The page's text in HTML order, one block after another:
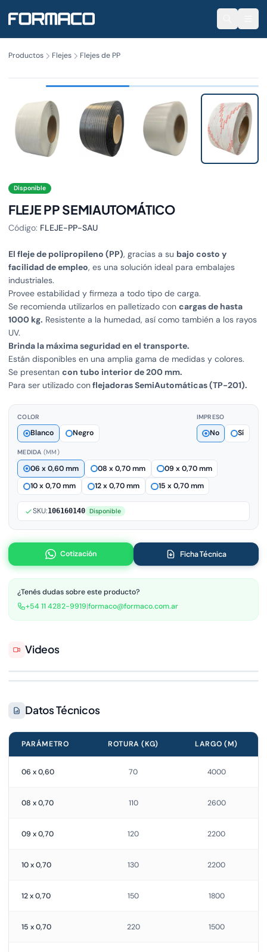
Productos Flejes Flejes de PP
106160140
Disponible
FLEJE PP SEMIAUTOMÁTICO
Código: FLEJE-PP-SAU
El fleje de polipropileno (PP), gracias a su bajo costo y
facilidad de empleo, es una solución ideal para embalajes
industriales.
Provee estabilidad y firmeza a todo tipo de carga.
Se recomienda utilizarlos en palletizado con cargas de hasta
1000 kg. Resistente a la humedad, así como también a los rayos
UV.
Brinda la máxima seguridad en el transporte.
Están disponibles en una amplia gama de medidas y colores.
Se presentan con tubo interior de 200 mm.
Para ser utilizado conflejadoras SemiAutomáticas (TP-201).
COLOR
Blanco Negro
IMPRESO
No Sí
MEDIDA (MM)
06 x 0,60 mm 08 x 0,70 mm
09 x 0,70 mm
10 x 0,70 mm
12 x 0,70 mm 15 x 0,70 mm
SKU:106160140 Disponible
Cotización Ficha Técnica
¿Tenés dudas sobre este producto?
+54 11 4282-9919|formaco@formaco.com.ar
Videos
Datos Técnicos
PARÁMETRO ROTURA (KG) LARGO (M)
06 x 0,60 70 4000
08 x 0,70 110 2600
09 x 0,70 120 2200
10 x 0,70 130 2200
12 x 0,70 150 1800
15 x 0,70 220 1500